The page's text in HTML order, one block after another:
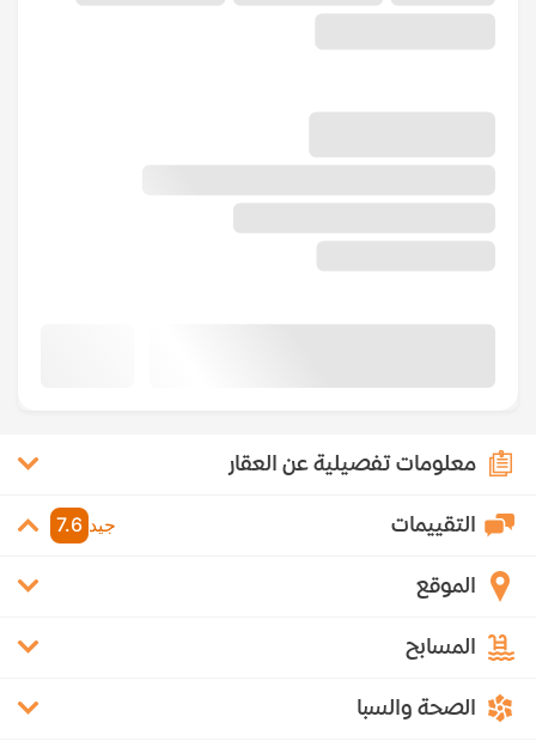
معلومات تفصيلية عن العقار
التقييمات جيد 7.6
الموقع
المسابح
الصحة والسبا